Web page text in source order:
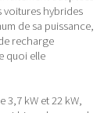
voitures hybrides
de sa puissance,
recharge
quoi elle
kW et 22 kW,